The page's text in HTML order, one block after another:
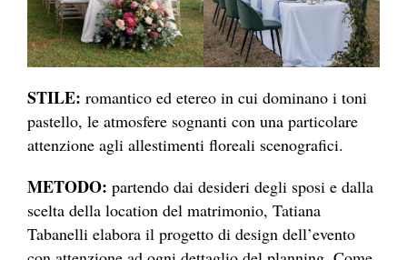
STILE: romantico ed etereo in cui dominano i toni
pastello, le atmosfere sognanti con una particolare
attenzione agli allestimenti floreali scenografici.
METODO: partendo dai desideri degli sposi e dalla
scelta della location del matrimonio, Tatiana
Tabanelli elabora il progetto di design dell’evento